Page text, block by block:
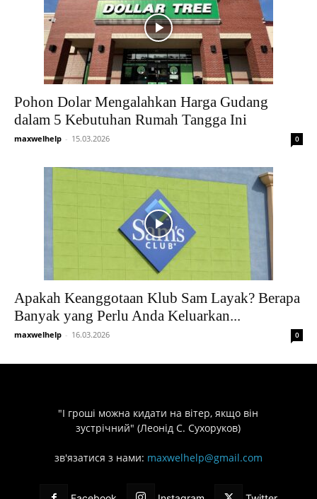
Pohon Dolar Mengalahkan Harga Gudang
dalam 5 Kebutuhan Rumah Tangga Ini
maxwelhelp - 15.03.2026 0
Apakah Keanggotaan Klub Sam Layak? Berapa
Banyak yang Perlu Anda Keluarkan...
maxwelhelp - 16.03.2026 0
"І гроші можна кидати на вітер, якщо він
зустрічний" (Леонід С. Сухоруков)
зв'язатися з нами: maxwelhelp@gmail.com